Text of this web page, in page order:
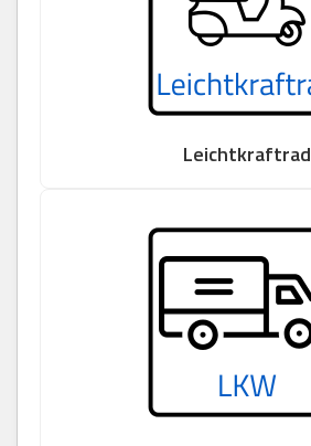
Leichtkraftrad